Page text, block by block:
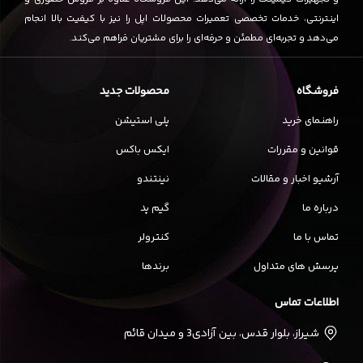
شده، ساختار گسکت ، نورپردازیRGBجذاب، پروفایلMDA
سازگاری گسترده، دکمه کنترلچند منظوره، طراحی
و قابلیتAnti-Ghosting، انتخابی ایده‌آل
برای
گیمرها ، وکاربران حرفه‌ای
که به دنبال یک کیبورد با عملکرد
بالا، انعطاف‌پذیری، و
زیباییهستند.
کیبورد ردراگون BRAGI K688 GB PRO
با ترکیب بی‌نظیری از
عملکرد، زیبایی، و انعطاف‌پذیری، به شما کمک می‌کند تا در
دنیای بازی‌ها و کارهای خود بدرخشید.
میتوان این محصول را به صورت حضوری و انلاین از
فروشگاه و وب سایت
آی کلینیکتهیه نمایید.
اینترنتی، خدمات تخصصی تعمیرات محصولات اپل را نیز با کیفیت بالا انجام
می‌دهد و تجربه‌ای مطمئن و حرفه‌ای را برای مشتریان فراهم می‌کند.
فروشگاه
راهنمای خرید
قوانین و مقررات
آرشیو اخبار و مقالات
درباره ما
تماس با ما
پرسش های متداول
محصولات جدید
پلی استیشن
ایکس باکس
نینتندو
گیم پد
کنترولر
برندها
اطلاعات تماس
شیراز، بلوار قدس، بین آزادی3 و میدان قائم